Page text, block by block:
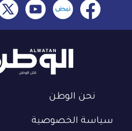
نحن الوطن
سياسة الخصوصية